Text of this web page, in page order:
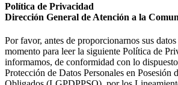
Política de Privacidad
Dirección General de Atención a la
Por favor, antes de proporcionarnos sus
momento para leer la siguiente Política de
informamos, de conformidad con lo
Protección de Datos Personales en Posesión